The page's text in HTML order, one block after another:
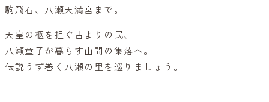
駒飛石、八瀬天満宮まで。
天皇の柩を担ぐ古よりの民、
八瀬童子が暮らす山間の集落へ。
伝説うず巻く八瀬の里を巡りましょう。